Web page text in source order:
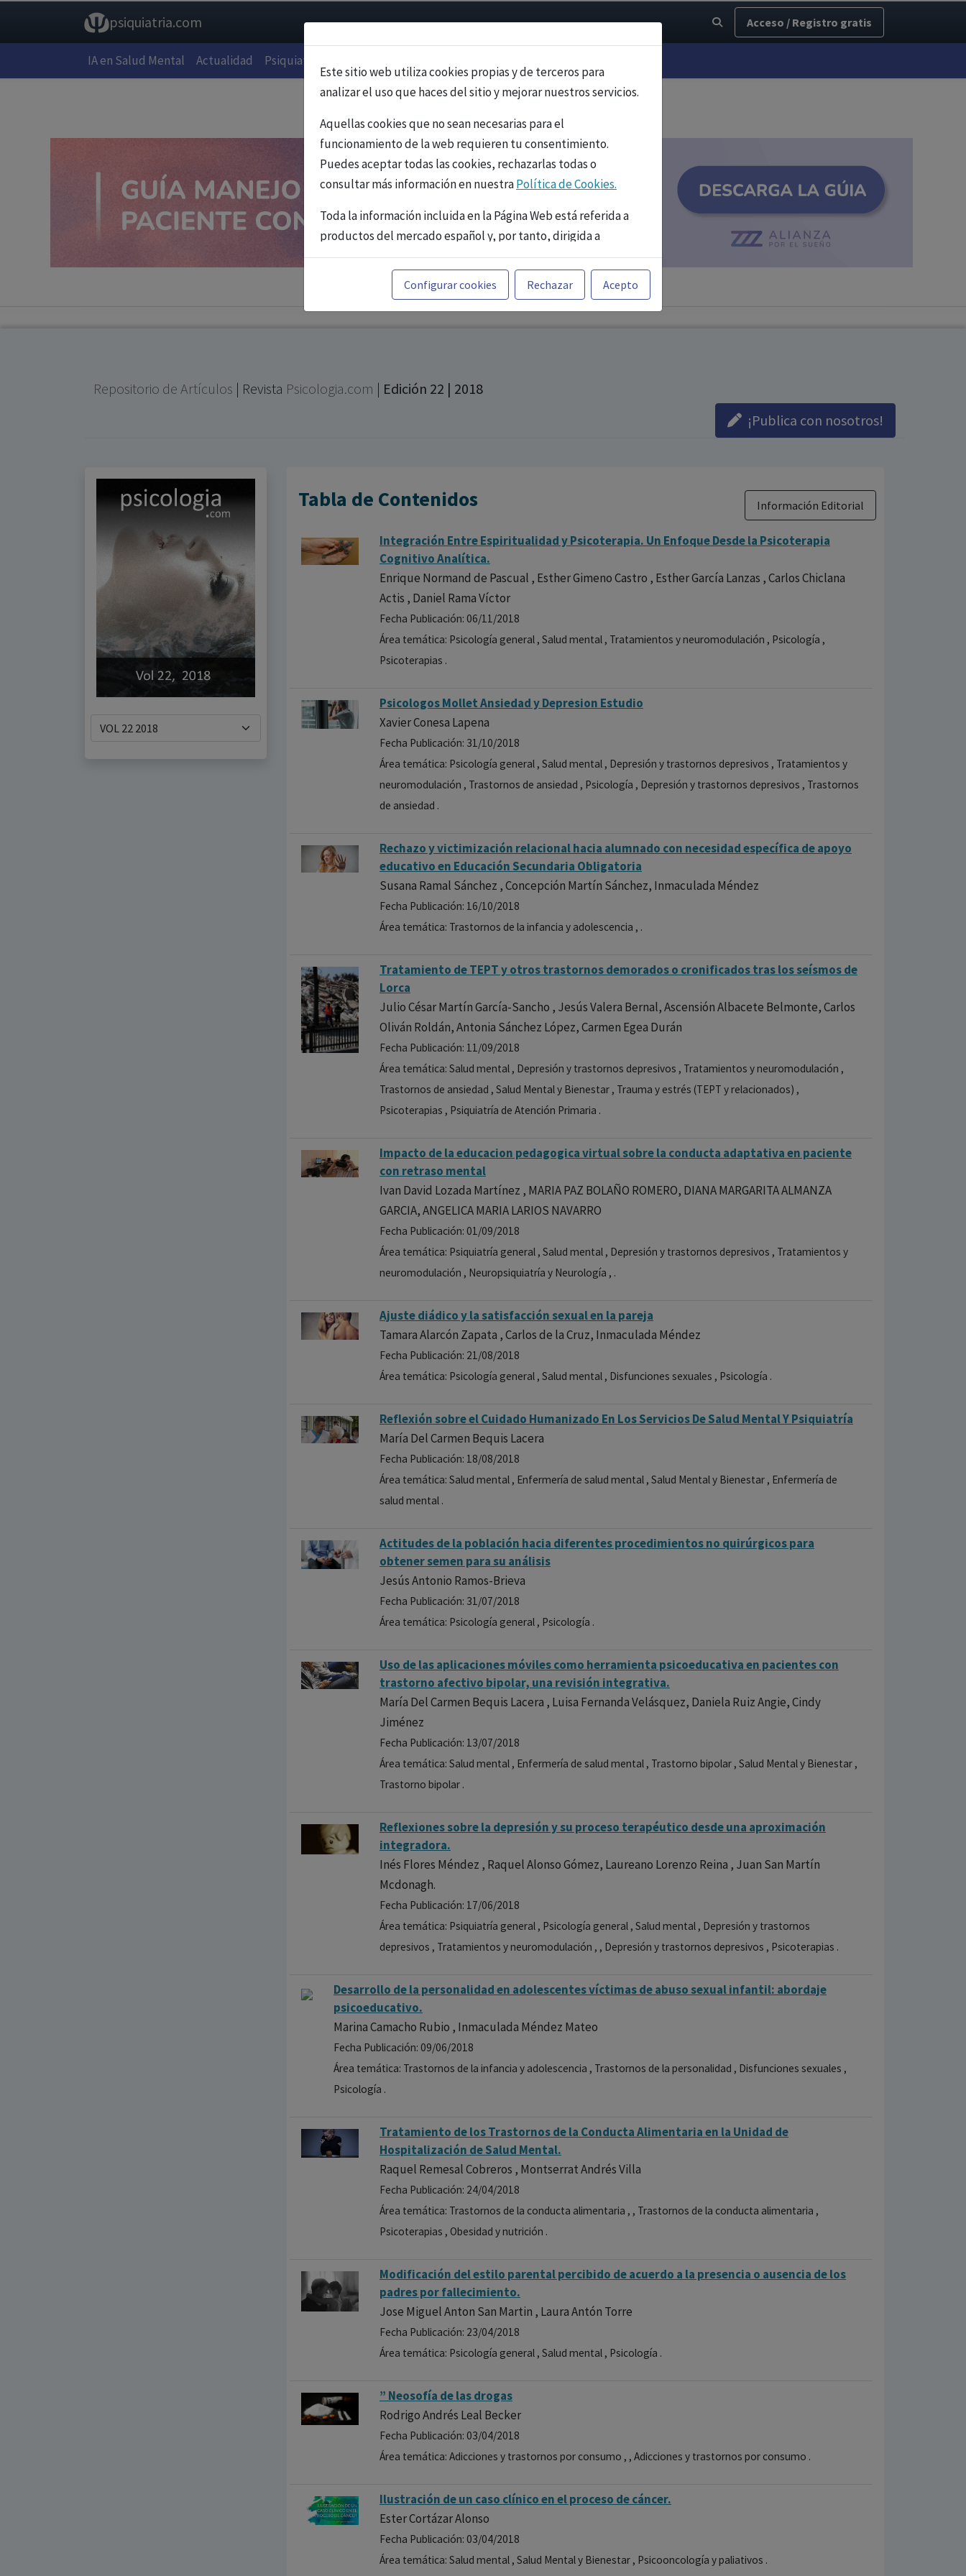
psiquiatria.com Acceso / Registro gratis
IA en Salud Mental Actualidad Psiquiatría
Este sitio web utiliza cookies propias y de terceros para
analizar el uso que haces del sitio y mejorar nuestros servicios.
Aquellas cookies que no sean necesarias para el
funcionamiento de la web requieren tu consentimiento.
Puedes aceptar todas las cookies, rechazarlas todas o
consultar más información en nuestraPolítica de Cookies.
Toda la información incluida en la Página Web está referida a
productos del mercado español y, por tanto, dirigida a
profesionales sanitarios legalmente facultados para
prescribir o dispensar medicamentos con ejercicio
profesional. La información técnica de los fármacos se facilita
a título meramente informativo, siendo responsabilidad de
Configurar cookies Rechazar Acepto
Repositorio de Artículos | Revista Psicologia.com | Edición 22 | 2018
¡Publica con nosotros!
Tabla de Contenidos Información Editorial
Integración Entre Espiritualidad y Psicoterapia. Un Enfoque Desde la Psicoterapia
Cognitivo Analítica.
Enrique Normand de Pascual , Esther Gimeno Castro , Esther García Lanzas , Carlos Chiclana
Actis , Daniel Rama Víctor
Fecha Publicación: 06/11/2018
Área temática: Psicología general , Salud mental , Tratamientos y neuromodulación , Psicología ,
Psicoterapias .
Psicologos Mollet Ansiedad y Depresion Estudio
Xavier Conesa Lapena
Fecha Publicación: 31/10/2018
Área temática: Psicología general , Salud mental , Depresión y trastornos depresivos , Tratamientos y
neuromodulación , Trastornos de ansiedad , Psicología , Depresión y trastornos depresivos , Trastornos
de ansiedad .
Rechazo y victimización relacional hacia alumnado con necesidad específica de apoyo
educativo en Educación Secundaria Obligatoria
Susana Ramal Sánchez , Concepción Martín Sánchez, Inmaculada Méndez
Fecha Publicación: 16/10/2018
Área temática: Trastornos de la infancia y adolescencia , .
Tratamiento de TEPT y otros trastornos demorados o cronificados tras los seísmos de
Lorca
Julio César Martín García-Sancho , Jesús Valera Bernal, Ascensión Albacete Belmonte, Carlos
Oliván Roldán, Antonia Sánchez López, Carmen Egea Durán
Fecha Publicación: 11/09/2018
Área temática: Salud mental , Depresión y trastornos depresivos , Tratamientos y neuromodulación ,
Trastornos de ansiedad , Salud Mental y Bienestar , Trauma y estrés (TEPT y relacionados) ,
Psicoterapias , Psiquiatría de Atención Primaria .
Impacto de la educacion pedagogica virtual sobre la conducta adaptativa en paciente
con retraso mental
Ivan David Lozada Martínez , MARIA PAZ BOLAÑO ROMERO, DIANA MARGARITA ALMANZA
GARCIA, ANGELICA MARIA LARIOS NAVARRO
Fecha Publicación: 01/09/2018
Área temática: Psiquiatría general , Salud mental , Depresión y trastornos depresivos , Tratamientos y
neuromodulación , Neuropsiquiatría y Neurología , .
Ajuste diádico y la satisfacción sexual en la pareja
Tamara Alarcón Zapata , Carlos de la Cruz, Inmaculada Méndez
Fecha Publicación: 21/08/2018
Área temática: Psicología general , Salud mental , Disfunciones sexuales , Psicología .
Reflexión sobre el Cuidado Humanizado En Los Servicios De Salud Mental Y Psiquiatría
María Del Carmen Bequis Lacera
Fecha Publicación: 18/08/2018
Área temática: Salud mental , Enfermería de salud mental , Salud Mental y Bienestar , Enfermería de
salud mental .
Actitudes de la población hacia diferentes procedimientos no quirúrgicos para
obtener semen para su análisis
Jesús Antonio Ramos-Brieva
Fecha Publicación: 31/07/2018
Área temática: Psicología general , Psicología .
Uso de las aplicaciones móviles como herramienta psicoeducativa en pacientes con
trastorno afectivo bipolar, una revisión integrativa.
María Del Carmen Bequis Lacera , Luisa Fernanda Velásquez, Daniela Ruiz Angie, Cindy
Jiménez
Fecha Publicación: 13/07/2018
Área temática: Salud mental , Enfermería de salud mental , Trastorno bipolar , Salud Mental y Bienestar ,
Trastorno bipolar .
Reflexiones sobre la depresión y su proceso terapéutico desde una aproximación
integradora.
Inés Flores Méndez , Raquel Alonso Gómez, Laureano Lorenzo Reina , Juan San Martín
Mcdonagh.
Fecha Publicación: 17/06/2018
Área temática: Psiquiatría general , Psicología general , Salud mental , Depresión y trastornos
depresivos , Tratamientos y neuromodulación , , Depresión y trastornos depresivos , Psicoterapias .
Desarrollo de la personalidad en adolescentes víctimas de abuso sexual infantil: abordaje
psicoeducativo.
Marina Camacho Rubio , Inmaculada Méndez Mateo
Fecha Publicación: 09/06/2018
Área temática: Trastornos de la infancia y adolescencia , Trastornos de la personalidad , Disfunciones sexuales ,
Psicología .
Tratamiento de los Trastornos de la Conducta Alimentaria en la Unidad de
Hospitalización de Salud Mental.
Raquel Remesal Cobreros , Montserrat Andrés Villa
Fecha Publicación: 24/04/2018
Área temática: Trastornos de la conducta alimentaria , , Trastornos de la conducta alimentaria ,
Psicoterapias , Obesidad y nutrición .
Modificación del estilo parental percibido de acuerdo a la presencia o ausencia de los
padres por fallecimiento.
Jose Miguel Anton San Martin , Laura Antón Torre
Fecha Publicación: 23/04/2018
Área temática: Psicología general , Salud mental , Psicología .
” Neosofía de las drogas
Rodrigo Andrés Leal Becker
Fecha Publicación: 03/04/2018
Área temática: Adicciones y trastornos por consumo , , Adicciones y trastornos por consumo .
Ilustración de un caso clínico en el proceso de cáncer.
Ester Cortázar Alonso
Fecha Publicación: 03/04/2018
Área temática: Salud mental , Salud Mental y Bienestar , Psicooncología y paliativos .